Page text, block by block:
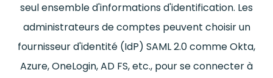
seul ensemble d'informations d'identification. Les
administrateurs de comptes peuvent choisir un
fournisseur d'identité (IdP) SAML 2.0 comme Okta,
Azure, OneLogin, AD FS, etc., pour se connecter à